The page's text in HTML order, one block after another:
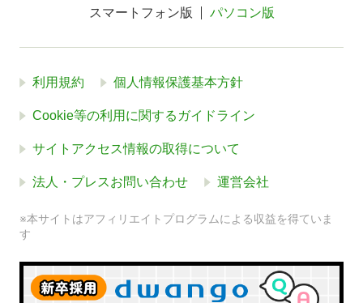
スマートフォン版 パソコン版
利用規約 個人情報保護基本方針
Cookie等の利用に関するガイドライン
サイトアクセス情報の取得について
法人・プレスお問い合わせ 運営会社
※本サイトはアフィリエイトプログラムによる収益を得ていま
す